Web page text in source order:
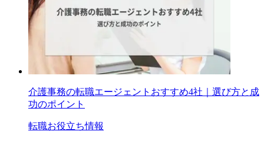
介護事務の転職エージェントおすすめ4社｜選び方と成
功のポイント
転職お役立ち情報